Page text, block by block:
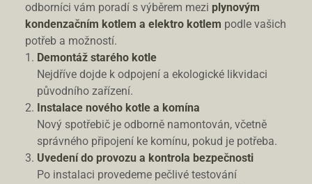
odborníci vám poradí s výběrem mezi plynovým
kondenzačním kotlem a elektro kotlem podle vašich
potřeb a možností.
Demontáž starého kotle
Nejdříve dojde k odpojení a ekologické likvidaci
původního zařízení.
Instalace nového kotle a komína
Nový spotřebič je odborně namontován, včetně
správného připojení ke komínu, pokud je potřeba.
Uvedení do provozu a kontrola bezpečnosti
Po instalaci provedeme pečlivé testování